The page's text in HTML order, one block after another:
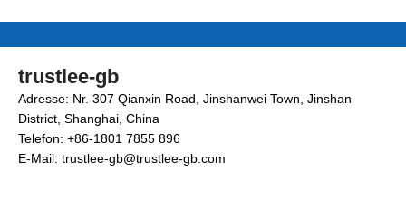
trustlee-gb
Adresse: Nr. 307 Qianxin Road, Jinshanwei Town, Jinshan
District, Shanghai, China
Telefon: +86-1801 7855 896
E-Mail: trustlee-gb@trustlee-gb.com